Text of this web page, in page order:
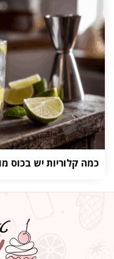
כמה קלוריות יש בכוס